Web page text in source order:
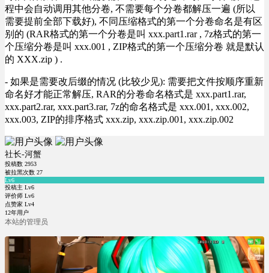
程中会自动调用其他分卷, 不需要每个分卷都解压一遍 (所以
需要提前全部下载好), 不同压缩格式的第一个分卷命名是有区
别的 (RAR格式的第一个分卷是叫 xxx.part1.rar , 7z格式的第一
个压缩分卷是叫 xxx.001 , ZIP格式的第一个压缩分卷 就是默认
的 XXX.zip ) .
- 如果是需要改后缀的情况 (比较少见): 需要把文件按顺序重新
命名好才能正常解压, RAR的分卷命名格式是 xxx.part1.rar,
xxx.part2.rar, xxx.part3.rar, 7z的命名格式是 xxx.001, xxx.002,
xxx.003, ZIP的排序格式 xxx.zip, xxx.zip.001, xxx.zip.002
社长-河蟹
投稿数 2953
被拉黑次数 27
Lv6
投稿主 Lv6
评价师 Lv6
点赞家 Lv4
12年用户
本站的管理员